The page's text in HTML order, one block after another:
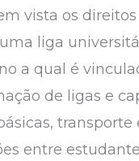
vista os
liga
a qual é
de ligas e
entre